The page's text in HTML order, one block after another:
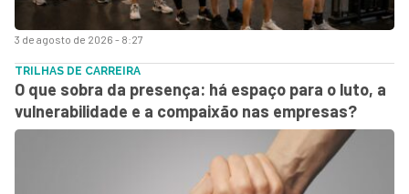
3 de agosto de 2026 - 8:27
TRILHAS DE CARREIRA
O que sobra da presença: há espaço para o luto, a
vulnerabilidade e a compaixão nas empresas?